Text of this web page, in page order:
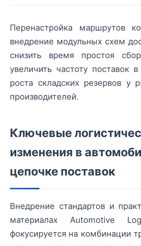
Перенастройка маршрутов
внедрение модульных схем
снизить время простоя
увеличить частоту поставок
роста складских резервов у
производителей.
Ключевые
изменения в
цепочке поставок
Внедрение стандартов и
материалах Automotive
фокусируется на комбинации